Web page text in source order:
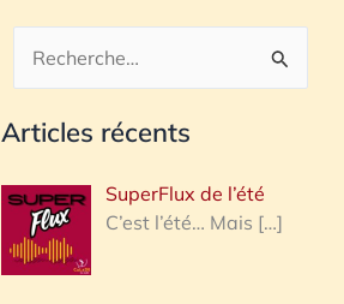
c
h
r
Articles récents
SuperFlux de l’été
C’est l’été… Mais […]